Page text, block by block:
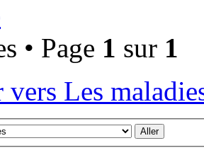
• Page 1 sur 1
vers Les